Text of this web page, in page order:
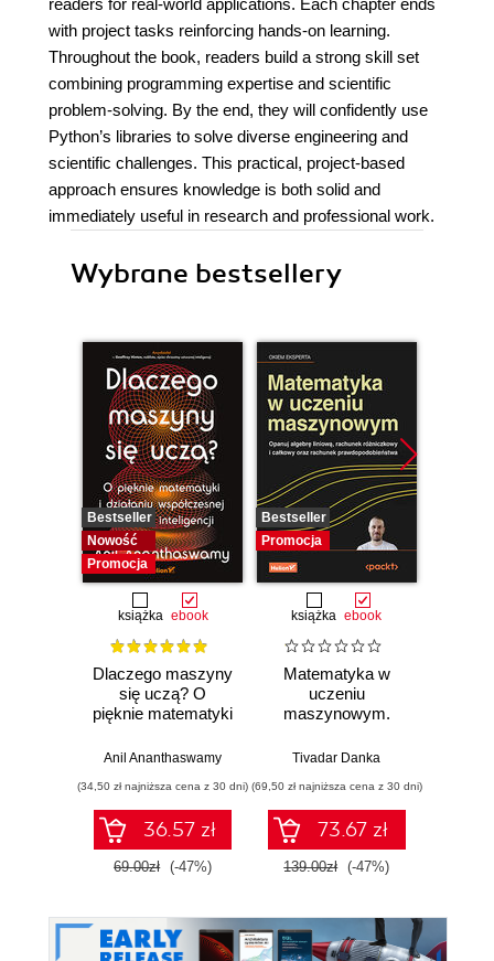
readers for real-world applications. Each chapter ends
with project tasks reinforcing hands-on learning.
Throughout the book, readers build a strong skill set
combining programming expertise and scientific
problem-solving. By the end, they will confidently use
Python’s libraries to solve diverse engineering and
scientific challenges. This practical, project-based
approach ensures knowledge is both solid and
immediately useful in research and professional work.
Wybrane bestsellery
Bestseller
Nowość
Promocja
książka ebook
Dlaczego maszyny
się uczą? O
pięknie matematyki
współczesnej
inteligencji
Anil Ananthaswamy
(34,50 zł najniższa cena z 30 dni)
36.57 zł
69.00zł (-47%)
Bestseller
Promocja
książka ebook
Matematyka w
uczeniu
maszynowym.
liniową, rachunek
całkowy oraz
rachunek
prawdopodobieństwa
Tivadar Danka
(69,50 zł najniższa cena z 30 dni)
73.67 zł
139.00zł (-47%)